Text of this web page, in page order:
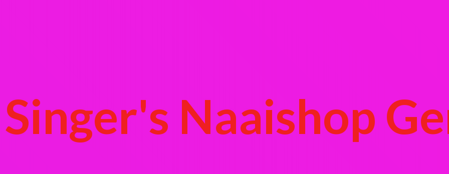
Singer's Naaishop